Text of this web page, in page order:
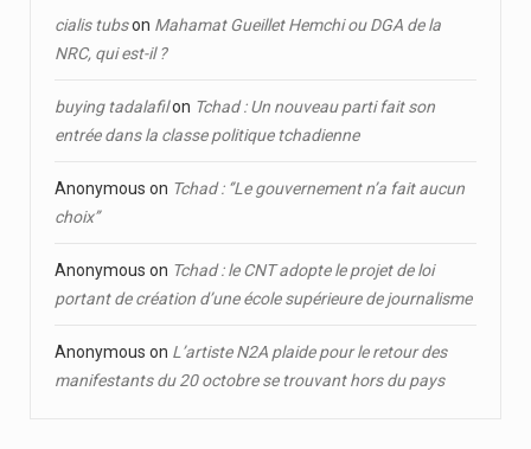
cialis tubson Mahamat Gueillet Hemchi ou DGA de la
NRC, qui est-il ?
buying tadalafilon Tchad : Un nouveau parti fait son
entrée dans la classe politique tchadienne
Anonymous on Tchad : ‘’Le gouvernement n’a fait aucun
choix’’
Anonymous on Tchad : le CNT adopte le projet de loi
portant de création d’une école supérieure de journalisme
Anonymous on L’artiste N2A plaide pour le retour des
manifestants du 20 octobre se trouvant hors du pays